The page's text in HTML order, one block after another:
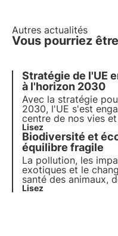
Autres actualités
Vous pourriez
Stratégie de l'UE
à l'horizon 2030
Avec la stratégie
2030, l'UE s'est
centre de nos vies
écosystèmes.
3Bee, vous pouvez
biodiversité pour le
climat et de la
Lisez
Biodiversité et
équilibre fragile
La pollution, les
exotiques et le
santé des animaux,
dans lesquels ils
Lisez